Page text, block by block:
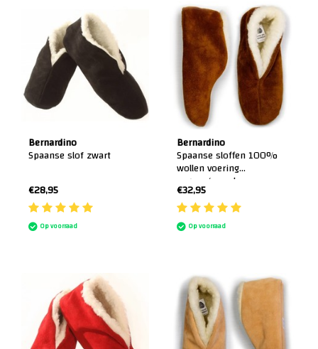
Bernardino
Spaanse slof zwart
€28,95
Op voorraad
Bernardino
Spaanse sloffen 100%
wollen voering
cognac/camel
€32,95
Op voorraad